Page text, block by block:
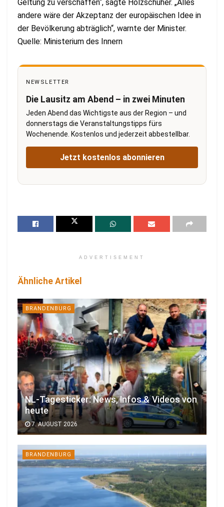
Geltung zu verschaffen“, sagte Holzschuher. „Alles
andere wäre der Akzeptanz der europäischen Idee in
der Bevölkerung abträglich“, warnte der Minister.
Quelle: Ministerium des Innern
NEWSLETTER
Die Lausitz am Abend – in zwei Minuten
Jeden Abend das Wichtigste aus der Region – und
donnerstags die Veranstaltungstipps fürs
Wochenende. Kostenlos und jederzeit abbestellbar.
Jetzt kostenlos abonnieren
ADVERTISEMENT
Ähnliche Artikel
BRANDENBURG
NL-Tagesticker: News, Infos & Videos von
heute
7. AUGUST 2026
BRANDENBURG